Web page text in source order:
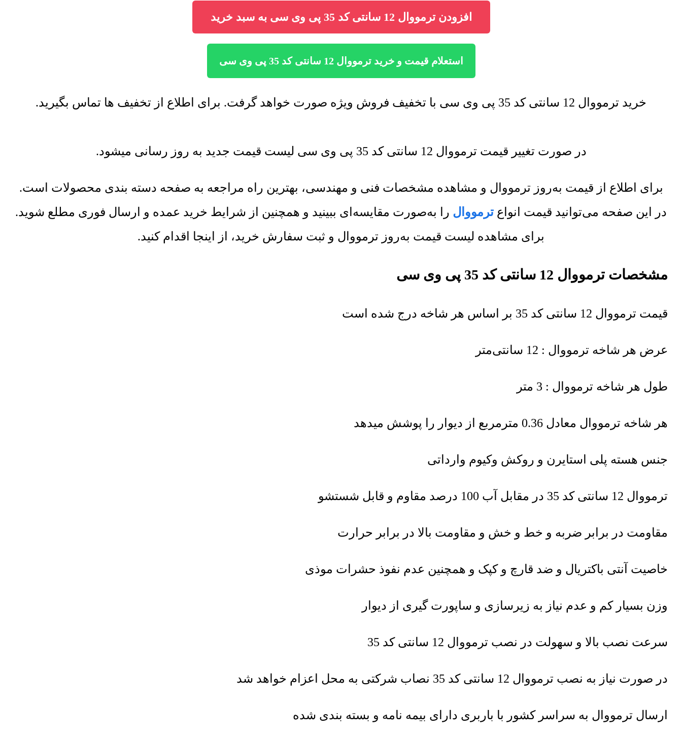
افزودن ترمووال 12 سانتی کد 35 پی وی سی به سبد خرید
استعلام قیمت و خرید ترمووال 12 سانتی کد 35 پی وی سی
خرید ترمووال 12 سانتی کد 35 پی وی سی با تخفیف فروش ویژه صورت خواهد گرفت. برای اطلاع از تخفیف ها تماس بگیرید.
در صورت تغییر قیمت ترمووال 12 سانتی کد 35 پی وی سی لیست قیمت جدید به روز رسانی میشود.
برای اطلاع از قیمت به‌روز ترمووال و مشاهده مشخصات فنی و مهندسی، بهترین راه مراجعه به صفحه دسته بندی محصولات است.
در این صفحه می‌توانید قیمت انواع ترمووال را به‌صورت مقایسه‌ای ببینید و همچنین از شرایط خرید عمده و ارسال فوری مطلع شوید.
برای مشاهده لیست قیمت به‌روز ترمووال و ثبت سفارش خرید، از اینجا اقدام کنید.
مشخصات ترمووال 12 سانتی کد 35 پی وی سی
قیمت ترمووال 12 سانتی کد 35 بر اساس هر شاخه درج شده است
عرض هر شاخه ترمووال : 12 سانتی‌متر
طول هر شاخه ترمووال : 3 متر
هر شاخه ترمووال معادل 0.36 مترمربع از دیوار را پوشش میدهد
جنس هسته پلی استایرن و روکش وکیوم وارداتی
ترمووال 12 سانتی کد 35 در مقابل آب 100 درصد مقاوم و قابل شستشو
مقاومت در برابر ضربه و خط و خش و مقاومت بالا در برابر حرارت
خاصیت آنتی باکتریال و ضد قارچ و کپک و همچنین عدم نفوذ حشرات موذی
وزن بسیار کم و عدم نیاز به زیرسازی و ساپورت گیری از دیوار
سرعت نصب بالا و سهولت در نصب ترمووال 12 سانتی کد 35
در صورت نیاز به نصب ترمووال 12 سانتی کد 35 نصاب شرکتی به محل اعزام خواهد شد
ارسال ترمووال به سراسر کشور با باربری دارای بیمه نامه و بسته بندی شده